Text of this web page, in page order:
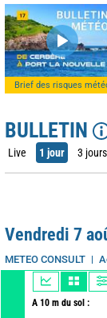
Brief des risques
BULLETIN
Live 1 jour 3 jours
Vendredi 7
METEO CONSULT
A 10 m du sol :